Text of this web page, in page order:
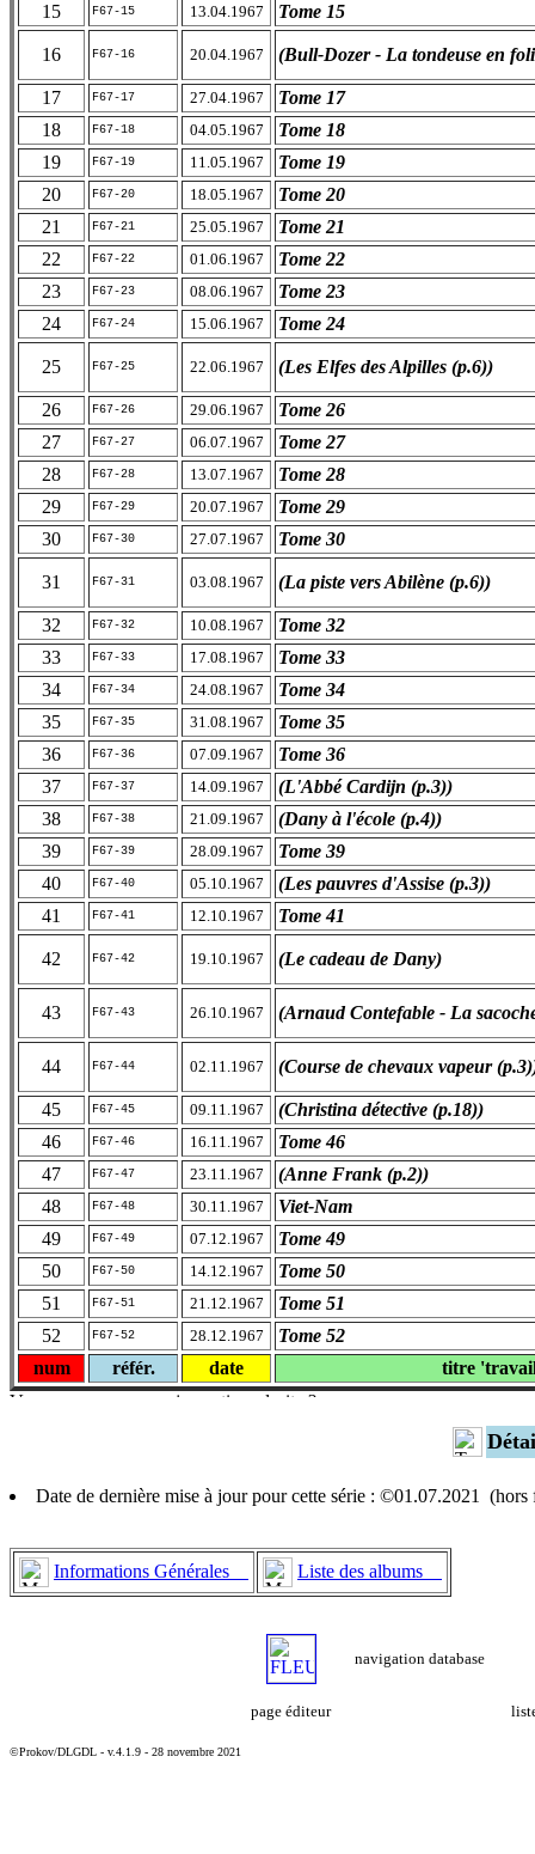
15
F67-15 13.04.1967 Tome 15
16 F67-16 20.04.1967 (Bull-Dozer - La tondeuse en
17 F67-17 27.04.1967
Tome 17
18
F67-18 04.05.1967
Tome 18
19
F67-19 11.05.1967
Tome 19
20
F67-20 18.05.1967
Tome 20
21
F67-21 25.05.1967
Tome 21
22
F67-22 01.06.1967
Tome 22
23
F67-23 08.06.1967
Tome 23
24
F67-24 15.06.1967 Tome 24
25 F67-25 22.06.1967 (Les Elfes des Alpilles (p.6))
26 F67-26 29.06.1967
Tome 26
27
F67-27 06.07.1967
Tome 27
28
F67-28 13.07.1967
Tome 28
29
F67-29 20.07.1967
Tome 29
30
F67-30 27.07.1967 Tome 30
31 F67-31 03.08.1967 (La piste vers Abilène (p.6))
32 F67-32 10.08.1967
Tome 32
33
F67-33 17.08.1967
Tome 33
34
F67-34 24.08.1967
Tome 34
35
F67-35 31.08.1967
Tome 35
36
F67-36 07.09.1967
Tome 36
37
F67-37 14.09.1967
(L'Abbé Cardijn (p.3))
38
F67-38 21.09.1967
(Dany à l'école (p.4))
39
F67-39 28.09.1967
Tome 39
40
F67-40 05.10.1967
(Les pauvres d'Assise (p.3))
41
F67-41 12.10.1967 Tome 41
42 F67-42 19.10.1967 (Le cadeau de Dany)
43 F67-43 26.10.1967 (Arnaud Contefable - La
44 F67-44 02.11.1967 (Course de chevaux vapeur
45 F67-45 09.11.1967
(Christina détective (p.18))
46
F67-46 16.11.1967
Tome 46
47
F67-47 23.11.1967
(Anne Frank (p.2))
48
F67-48 30.11.1967
Viet-Nam
49
F67-49 07.12.1967
Tome 49
50
F67-50 14.12.1967
Tome 50
51
F67-51 21.12.1967
Tome 51
52
F67-52 28.12.1967
Tome 52
num
référ. date titre
Date de dernière mise à jour pour cette série : ©01.07.2021 (hors
Informations Générales Liste des albums
navigation database
page éditeur
©Prokov/DLGDL - v.4.1.9 - 28 novembre 2021